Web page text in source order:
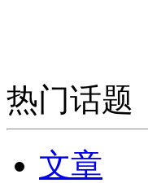
热门话题
文章